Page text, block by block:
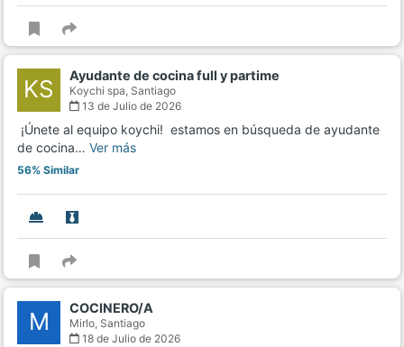
KS Ayudante de cocina full y partime
Koychi spa, Santiago
13 de Julio de 2026
‍ ¡Únete al equipo koychi! ‍ estamos en búsqueda de ayudante
de cocina… Ver más
56% Similar
M COCINERO/A
Mirlo, Santiago
18 de Julio de 2026